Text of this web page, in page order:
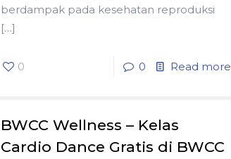
berdampak pada kesehatan reproduksi
[…]
0 0 Read more
BWCC Wellness – Kelas
Cardio Dance Gratis di BWCC